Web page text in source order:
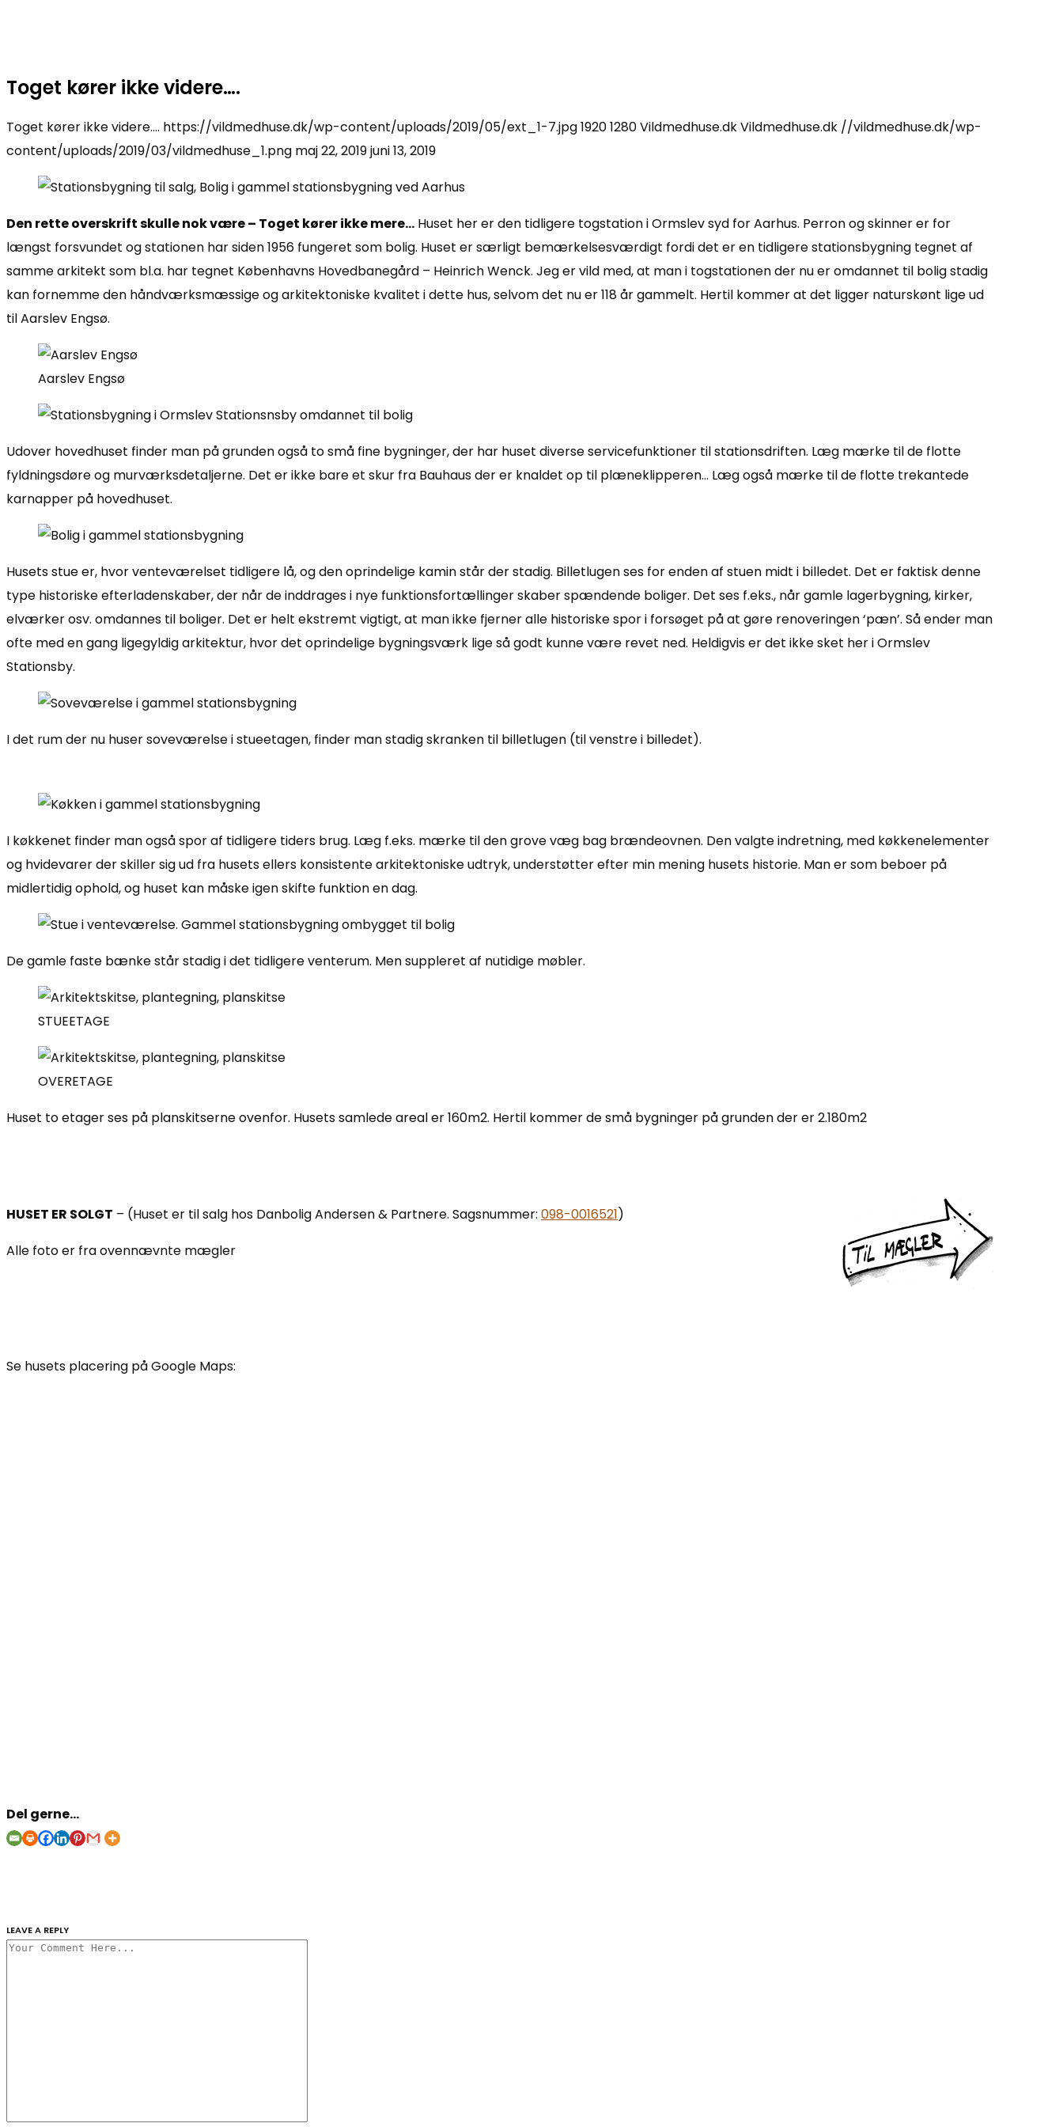
Toget kører ikke videre….
Toget kører ikke videre…. https://vildmedhuse.dk/wp-content/uploads/2019/05/ext_1-7.jpg19201280Vildmedhuse.dkVildmedhuse.dk //vildmedhuse.dk/wp-
content/uploads/2019/03/vildmedhuse_1.png maj 22, 2019juni 13, 2019
Den rette overskrift skulle nok være – Toget kører ikke mere… Huset her er den tidligere togstation i Ormslev syd for Aarhus. Perron og skinner er for
længst forsvundet og stationen har siden 1956 fungeret som bolig. Huset er særligt bemærkelsesværdigt fordi det er en tidligere stationsbygning tegnet af
samme arkitekt som bl.a. har tegnet Københavns Hovedbanegård – Heinrich Wenck. Jeg er vild med, at man i togstationen der nu er omdannet til bolig stadig
kan fornemme den håndværksmæssige og arkitektoniske kvalitet i dette hus, selvom det nu er 118 år gammelt. Hertil kommer at det ligger naturskønt lige ud
til Aarslev Engsø.
Aarslev Engsø
Udover hovedhuset finder man på grunden også to små fine bygninger, der har huset diverse servicefunktioner til stationsdriften. Læg mærke til de flotte
fyldningsdøre og murværksdetaljerne. Det er ikke bare et skur fra Bauhaus der er knaldet op til plæneklipperen… Læg også mærke til de flotte trekantede
karnapper på hovedhuset.
Husets stue er, hvor venteværelset tidligere lå, og den oprindelige kamin står der stadig. Billetlugen ses for enden af stuen midt i billedet. Det er faktisk denne
type historiske efterladenskaber, der når de inddrages i nye funktionsfortællinger skaber spændende boliger. Det ses f.eks., når gamle lagerbygning, kirker,
elværker osv. omdannes til boliger. Det er helt ekstremt vigtigt, at man ikke fjerner alle historiske spor i forsøget på at gøre renoveringen ‘pæn’. Så ender man
ofte med en gang ligegyldig arkitektur, hvor det oprindelige bygningsværk lige så godt kunne være revet ned. Heldigvis er det ikke sket her i Ormslev
Stationsby.
I det rum der nu huser soveværelse i stueetagen, finder man stadig skranken til billetlugen (til venstre i billedet).
I køkkenet finder man også spor af tidligere tiders brug. Læg f.eks. mærke til den grove væg bag brændeovnen. Den valgte indretning, med køkkenelementer
og hvidevarer der skiller sig ud fra husets ellers konsistente arkitektoniske udtryk, understøtter efter min mening husets historie. Man er som beboer på
midlertidig ophold, og huset kan måske igen skifte funktion en dag.
De gamle faste bænke står stadig i det tidligere venterum. Men suppleret af nutidige møbler.
STUEETAGE
OVERETAGE
Huset to etager ses på planskitserne ovenfor. Husets samlede areal er 160m2. Hertil kommer de små bygninger på grunden der er 2.180m2
HUSET ER SOLGT – (Huset er til salg hos Danbolig Andersen & Partnere. Sagsnummer: 098-0016521)
Alle foto er fra ovennævnte mægler
Se husets placering på Google Maps:
Del gerne...
LEAVE A REPLY